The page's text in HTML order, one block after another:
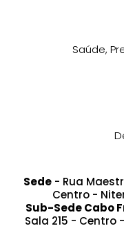
Saúde,
Sede- Rua
Centro -
Sub-Sede Cabo
Sala 215 - Centro